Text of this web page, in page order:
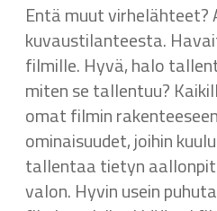
Entä muut
kuvaustilanteesta.
filmille. Hyvä, halo
miten se tallentuu?
omat filmin
ominaisuudet, joihin
tallentaa tietyn
valon. Hyvin usein